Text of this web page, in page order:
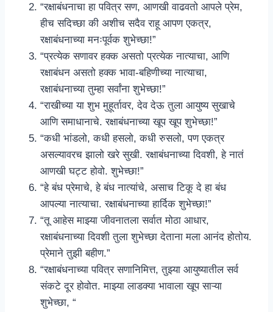
“रक्षाबंधनाचा हा पवित्र सण, आणखी वाढवतो आपले प्रेम,
हीच सदिच्छा की अशीच सदैव राहू आपण एकत्र,
रक्षाबंधनाच्या मनःपूर्वक शुभेच्छा!”
“प्रत्येक सणावर हक्क असतो प्रत्येक नात्याचा, आणि
रक्षाबंधन असतो हक्क भावा-बहिणीच्या नात्याचा,
रक्षाबंधनाच्या तुम्हा सर्वांना शुभेच्छा!”
“राखीच्या या शुभ मुहूर्तावर, देव देऊ तुला आयुष्य सुखाचे
आणि समाधानाचे. रक्षाबंधनाच्या खूप खूप शुभेच्छा!”
“कधी भांडलो, कधी हसलो, कधी रुसलो, पण एकत्र
असल्यावरच झालो खरे सुखी. रक्षाबंधनाच्या दिवशी, हे नातं
आणखी घट्ट होवो. शुभेच्छा!”
“हे बंध प्रेमाचे, हे बंध नात्यांचे, असाच टिकू दे हा बंध
आपल्या नात्याचा. रक्षाबंधनाच्या हार्दिक शुभेच्छा!”
“तू आहेस माझ्या जीवनातला सर्वात मोठा आधार,
रक्षाबंधनाच्या दिवशी तुला शुभेच्छा देताना मला आनंद होतोय.
प्रेमाने तुझी बहीण.”
“रक्षाबंधनाच्या पवित्र सणानिमित्त, तुझ्या आयुष्यातील सर्व
संकटे दूर होवोत. माझ्या लाडक्या भावाला खूप साऱ्या
शुभेच्छा, “